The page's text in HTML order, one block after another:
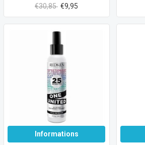
€30,85 €9,95
Informations